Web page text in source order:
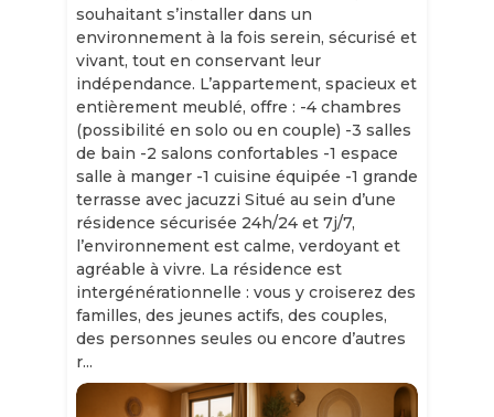
souhaitant s’installer dans un
environnement à la fois serein, sécurisé et
vivant, tout en conservant leur
indépendance. L’appartement, spacieux et
entièrement meublé, offre : -4 chambres
(possibilité en solo ou en couple) -3 salles
de bain -2 salons confortables -1 espace
salle à manger -1 cuisine équipée -1 grande
terrasse avec jacuzzi Situé au sein d’une
résidence sécurisée 24h/24 et 7j/7,
l’environnement est calme, verdoyant et
agréable à vivre. La résidence est
intergénérationnelle : vous y croiserez des
familles, des jeunes actifs, des couples,
des personnes seules ou encore d’autres
r...
Slide 1 of 11